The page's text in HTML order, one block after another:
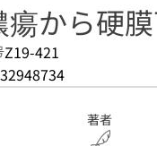
から硬
Z19-421
著者